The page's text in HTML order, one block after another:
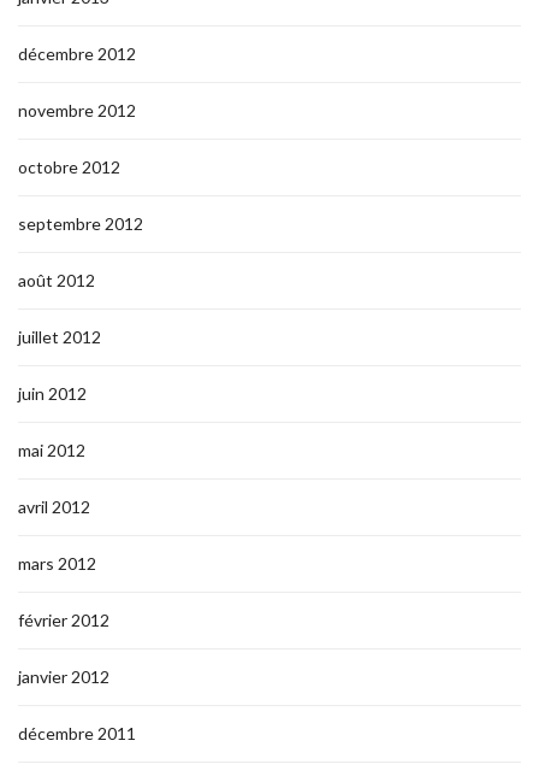
décembre 2012
novembre 2012
octobre 2012
septembre 2012
août 2012
juillet 2012
juin 2012
mai 2012
avril 2012
mars 2012
février 2012
janvier 2012
décembre 2011